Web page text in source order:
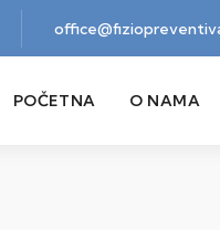
POČETNA O NAMA